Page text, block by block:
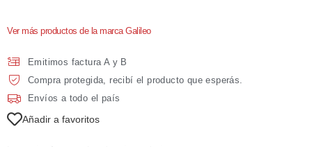
Ver más productos de la marca Galileo
Emitimos factura A y B
Compra protegida, recibí el producto que esperás.
Envíos a todo el país
Añadir a favoritos